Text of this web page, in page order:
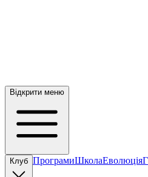
Відкрити меню
Клуб ПрограмиШколаЕволюція